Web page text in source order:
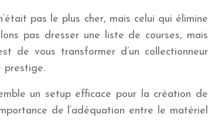
pas le plus cher, mais celui qui élimine
pas dresser une liste de courses, mais
de vous transformer d’un collectionneur
prestige.
un setup efficace pour la création de
de l’adéquation entre le matériel